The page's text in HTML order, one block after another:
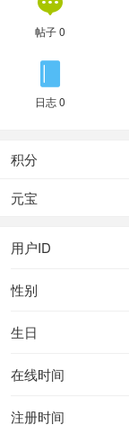
帖子 0

日志 0
积分
元宝
用户ID
性别
生日
在线时间
注册时间